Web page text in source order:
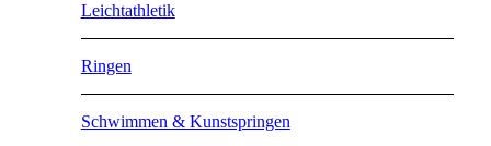
Leichtathletik
Ringen
Schwimmen & Kunstspringen